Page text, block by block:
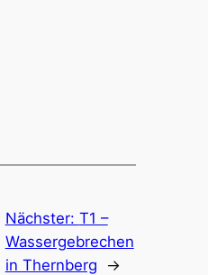
Nächster: T1 –
Wassergebrechen
in Thernberg
→